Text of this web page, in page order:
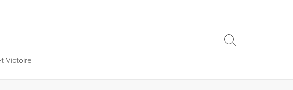
Victoire
S